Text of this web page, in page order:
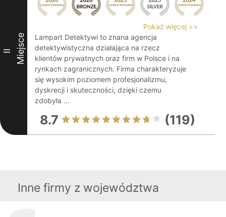
II Miejsce
Pokaż więcej >>
Lampart Detektywi to znana agencja
detektywistyczna działająca na rzecz
klientów prywatnych oraz firm w Polsce i na
rynkach zagranicznych. Firma charakteryzuje
się wysokim poziomem profesjonalizmu,
dyskrecji i skuteczności, dzięki czemu
zdobyła ...
8.7 (119)
Inne firmy z województwa